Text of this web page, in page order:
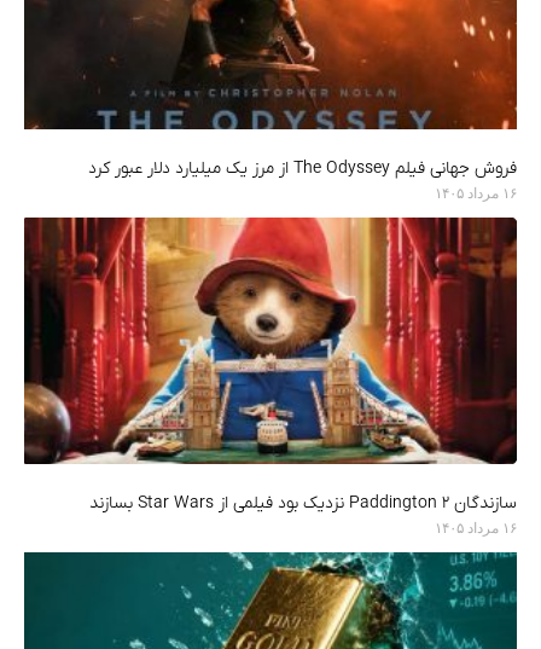
فروش جهانی فیلم The Odyssey از مرز یک میلیارد دلار عبور کرد
۱۶ مرداد ۱۴۰۵
سازندگان Paddington 2 نزدیک بود فیلمی از Star Wars بسازند
۱۶ مرداد ۱۴۰۵